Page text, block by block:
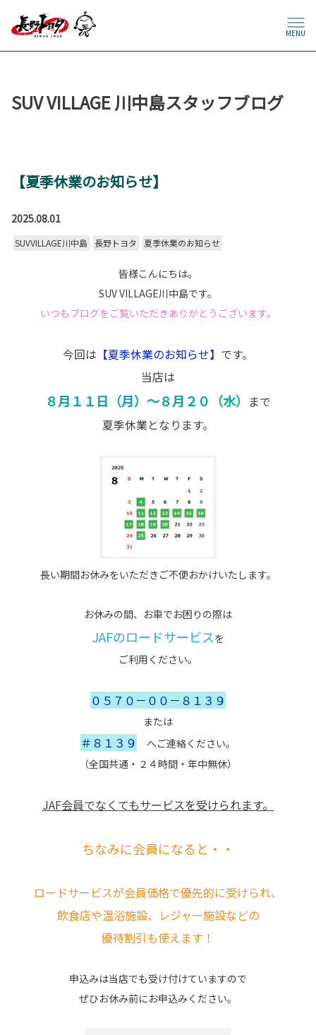
MENU
SUV VILLAGE 川中島スタッフブログ
【夏季休業のお知らせ】
2025.08.01
SUVVILLAGE川中島 長野トヨタ 夏季休業のお知らせ
皆様こんにちは。
SUV VILLAGE川中島です。
いつもブログをご覧いただきありがとうございます。
今回は 【夏季休業のお知らせ】 です。
当店は
８月１１日（月）～８月２０（水）
まで
夏季休業となります。
長い期間お休みをいただきご不便おかけいたします。
お休みの間、お車でお困りの際は
JAFのロードサービスを
ご利用ください。
０５７０－００－８１３９
または
＃８１３９
へご連絡ください。
（全国共通・２４時間・年中無休）
JAF会員でなくてもサービスを受けられます。
ちなみに会員になると・・
ロードサービスが会員価格で優先的に受けられ、
飲食店や温浴施設、レジャー施設などの
優待割引も使えます！
申込みは当店でも受け付けていますので
ぜひお休み前にお申込みください。